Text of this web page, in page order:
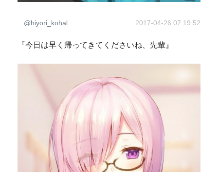
@hiyori_kohal 2017-04-26 07:19:52
『今日は早く帰ってきてくださいね、先輩』